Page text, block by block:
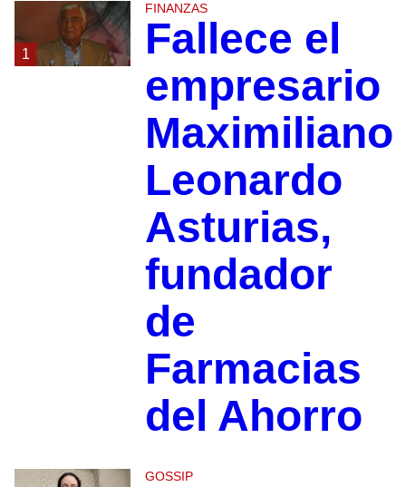
1
FINANZAS
Fallece el
empresario
Maximiliano
Leonardo
Asturias,
fundador
de
Farmacias
del Ahorro
GOSSIP